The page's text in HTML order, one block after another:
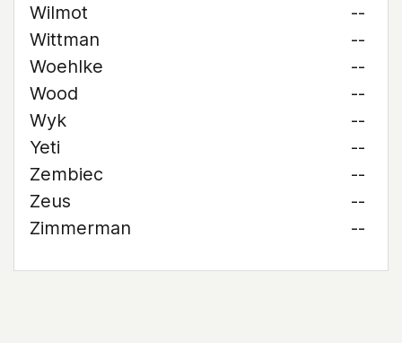
Wilmot
--
Wittman
--
Woehlke
--
Wood
--
Wyk
--
Yeti
--
Zembiec
--
Zeus
--
Zimmerman
--